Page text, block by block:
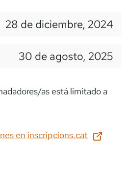
28 de diciembre, 2024
30 de agosto, 2025
as está limitado a
en inscripcions.cat